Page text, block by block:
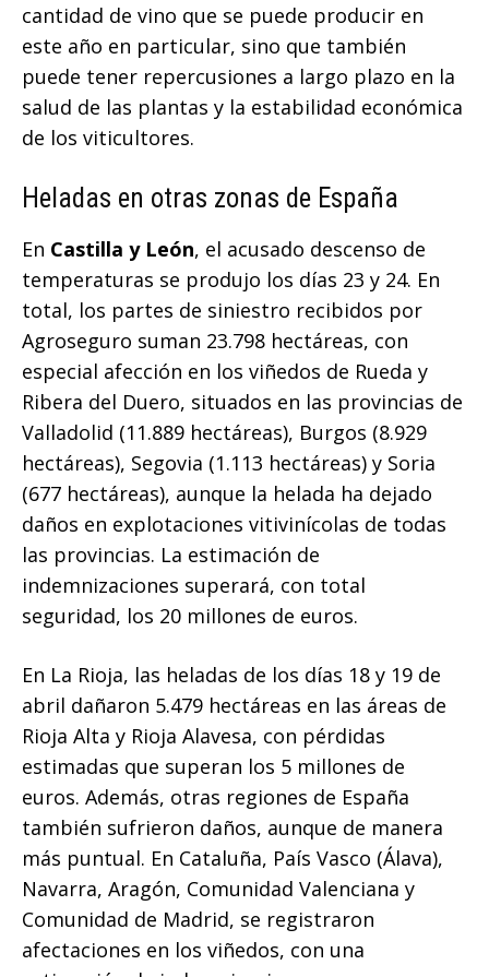
cantidad de vino que se puede producir en
este año en particular, sino que también
puede tener repercusiones a largo plazo en la
salud de las plantas y la estabilidad económica
de los viticultores.
Heladas en otras zonas de España
En Castilla y León, el acusado descenso de
temperaturas se produjo los días 23 y 24. En
total, los partes de siniestro recibidos por
Agroseguro suman 23.798 hectáreas, con
especial afección en los viñedos de Rueda y
Ribera del Duero, situados en las provincias de
Valladolid (11.889 hectáreas), Burgos (8.929
hectáreas), Segovia (1.113 hectáreas) y Soria
(677 hectáreas), aunque la helada ha dejado
daños en explotaciones vitivinícolas de todas
las provincias. La estimación de
indemnizaciones superará, con total
seguridad, los 20 millones de euros.
En La Rioja, las heladas de los días 18 y 19 de
abril dañaron 5.479 hectáreas en las áreas de
Rioja Alta y Rioja Alavesa, con pérdidas
estimadas que superan los 5 millones de
euros. Además, otras regiones de España
también sufrieron daños, aunque de manera
más puntual. En Cataluña, País Vasco (Álava),
Navarra, Aragón, Comunidad Valenciana y
Comunidad de Madrid, se registraron
afectaciones en los viñedos, con una